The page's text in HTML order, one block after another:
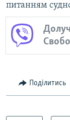
питанням
Поділитись